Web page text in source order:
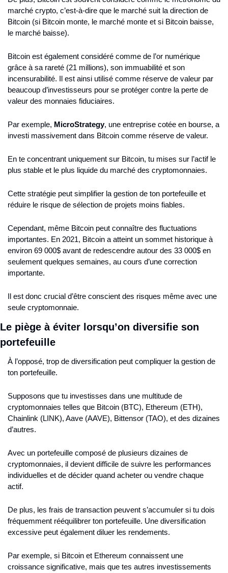
marché crypto, c’est-à-dire que le marché suit la direction de
Bitcoin (si Bitcoin monte, le marché monte et si Bitcoin baisse,
le marché baisse).
Bitcoin est également considéré comme de l’or numérique
grâce à sa rareté (21 millions), son immuabilité et son
incensurabilité. Il est ainsi utilisé comme réserve de valeur par
beaucoup d’investisseurs pour se protéger contre la perte de
valeur des monnaies fiduciaires.
Par exemple, MicroStrategy, une entreprise cotée en bourse, a
investi massivement dans Bitcoin comme réserve de valeur.
En te concentrant uniquement sur Bitcoin, tu mises sur l’actif le
plus stable et le plus liquide du marché des cryptomonnaies.
Cette stratégie peut simplifier la gestion de ton portefeuille et
réduire le risque de sélection de projets moins fiables.
Cependant, même Bitcoin peut connaître des fluctuations
importantes. En 2021, Bitcoin a atteint un sommet historique à
environ 69 000$ avant de redescendre autour des 33 000$ en
seulement quelques semaines, au cours d’une correction
importante.
Il est donc crucial d’être conscient des risques même avec une
seule cryptomonnaie.
Le piège à éviter lorsqu’on diversifie son
portefeuille
À l’opposé, trop de diversification peut compliquer la gestion de
ton portefeuille.
Supposons que tu investisses dans une multitude de
cryptomonnaies telles que Bitcoin (BTC), Ethereum (ETH),
Chainlink (LINK), Aave (AAVE), Bittensor (TAO), et des dizaines
d’autres.
Avec un portefeuille composé de plusieurs dizaines de
cryptomonnaies, il devient difficile de suivre les performances
individuelles et de décider quand acheter ou vendre chaque
actif.
De plus, les frais de transaction peuvent s’accumuler si tu dois
fréquemment rééquilibrer ton portefeuille. Une diversification
excessive peut également diluer les rendements.
Par exemple, si Bitcoin et Ethereum connaissent une
croissance significative, mais que tes autres investissements